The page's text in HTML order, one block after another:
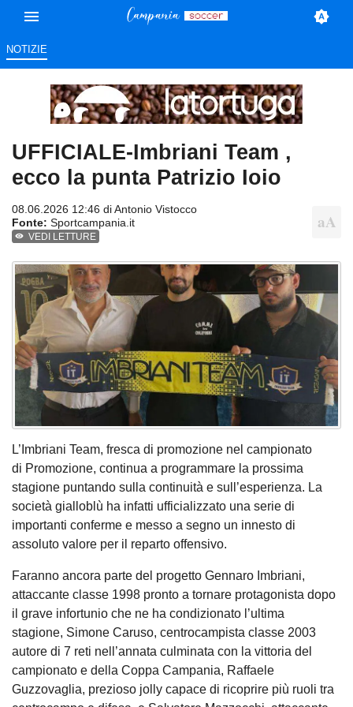
NOTIZIE
UFFICIALE-Imbriani Team ,
ecco la punta Patrizio Ioio
08.06.2026 12:46 diAntonio Vistocco
Fonte: Sportcampania.it
VEDI LETTURE
L’Imbriani Team, fresca di promozione nel campionato
di Promozione, continua a programmare la prossima
stagione puntando sulla continuità e sull’esperienza. La
società gialloblù ha infatti ufficializzato una serie di
importanti conferme e messo a segno un innesto di
assoluto valore per il reparto offensivo.
Faranno ancora parte del progetto Gennaro Imbriani,
attaccante classe 1998 pronto a tornare protagonista dopo
il grave infortunio che ne ha condizionato l’ultima
stagione, Simone Caruso, centrocampista classe 2003
autore di 7 reti nell’annata culminata con la vittoria del
campionato e della Coppa Campania, Raffaele
Guzzovaglia, prezioso jolly capace di ricoprire più ruoli tra